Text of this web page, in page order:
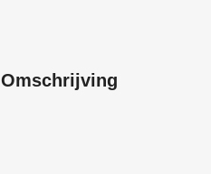
Omschrijving